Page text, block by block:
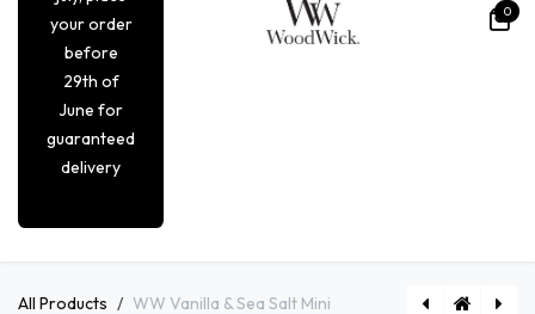
your order
before
29th of
June for
guaranteed
delivery
0
All Products WW Vanilla & Sea Salt Mini